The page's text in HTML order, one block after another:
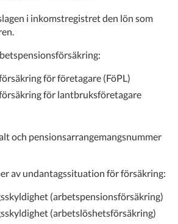
i inkomstregistret den lön som
för företagare (FöPL)
för lantbruksföretagare
och pensionsarrangemangsnummer
av undantagssituation för försäkring:
(arbetspensionsförsäkring)
(arbetslöshetsförsäkring)